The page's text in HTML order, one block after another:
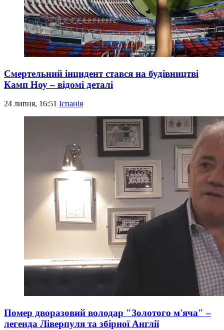
Смертельний інцидент стався на будівництві
Камп Ноу – відомі деталі
24 липня, 16:51 Іспанія
Помер дворазовий володар "Золотого м'яча" –
легенда Ліверпуля та збірної Англії